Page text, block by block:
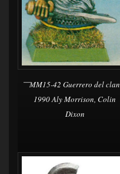
MM15-42 Guerrero del clan
1990 Aly Morrison, Colin
Dixon